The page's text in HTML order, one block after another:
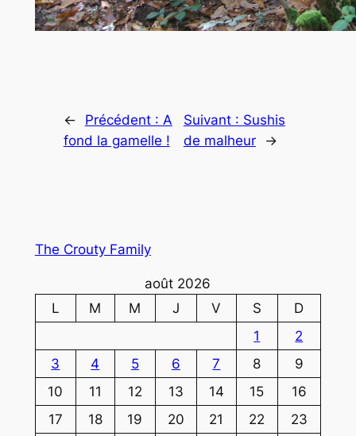
← Précédent : A
fond la gamelle !
Suivant : Sushis
de malheur
→
The Crouty Family
août 2026
L
M M J V S
D
1
2
3
4 5 6 7 8
9
10
11 12 13 14 15
16
17
18 19 20 21 22
23